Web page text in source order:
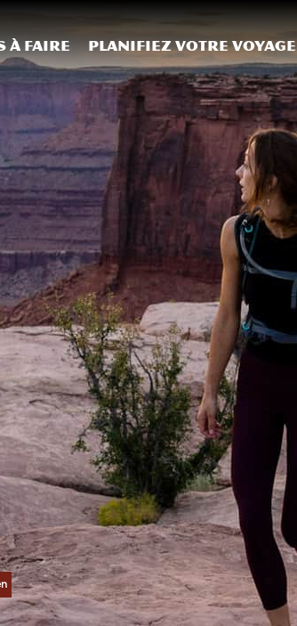
à faire Planifiez votre voyage